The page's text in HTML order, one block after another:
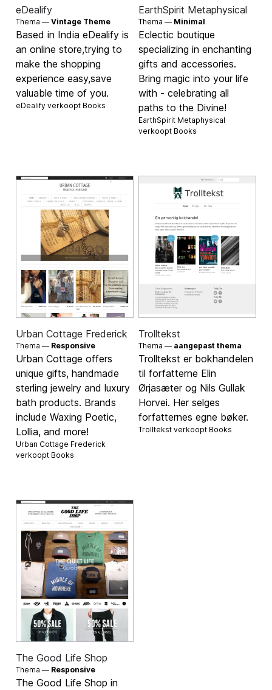
eDealify
Thema —Vintage Theme
Based in India eDealify is
an online store,trying to
make the shopping
experience easy,save
valuable time of you.
eDealify verkoopt Books
EarthSpirit Metaphysical
Thema — Minimal
Eclectic boutique
specializing in enchanting
gifts and accessories.
Bring magic into your life
with - celebrating all
paths to the Divine!
EarthSpirit Metaphysical
verkoopt Books
Urban Cottage Frederick
Thema — Responsive
Urban Cottage offers
unique gifts, handmade
sterling jewelry and luxury
bath products. Brands
include Waxing Poetic,
Lollia, and more!
Urban Cottage Frederick
verkoopt Books
Trolltekst
Thema — aangepast thema
Trolltekst er bokhandelen
til forfatterne Elin
Ørjasæter og Nils Gullak
Horvei. Her selges
forfatternes egne bøker.
Trolltekst verkoopt Books
The Good Life Shop
Thema — Responsive
The Good Life Shop in